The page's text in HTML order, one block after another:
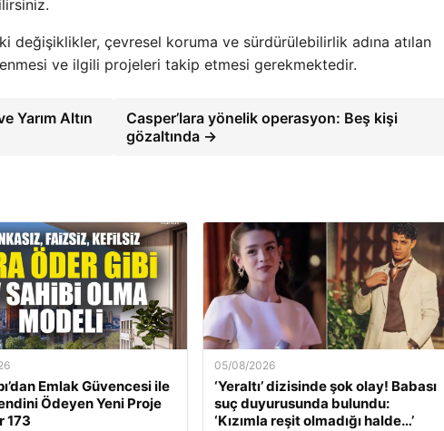
değişiklikler, çevresel koruma ve sürdürülebilirlik adına atılan
ve ilgili projeleri takip etmesi gerekmektedir.
Yarım Altın
Casper’lara yönelik operasyon: Beş kişi
gözaltında →
Emlak Güvencesi ile
Ödeyen Yeni Proje
173
05/08/2026
‘Yeraltı’ dizisinde şok olay! Babası
suç duyurusunda bulundu:
‘Kızımla reşit olmadığı halde…’